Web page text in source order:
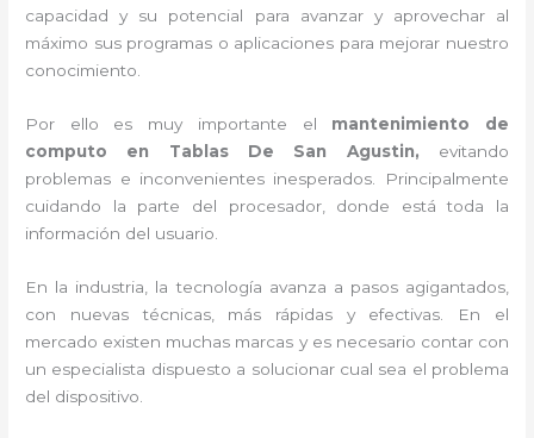
capacidad y su potencial para avanzar y aprovechar al
máximo sus programas o aplicaciones para mejorar nuestro
conocimiento.
Por ello es muy importante el mantenimiento de
computo en Tablas De San Agustin, evitando
problemas e inconvenientes inesperados. Principalmente
cuidando la parte del procesador, donde está toda la
información del usuario.
En la industria, la tecnología avanza a pasos agigantados,
con nuevas técnicas, más rápidas y efectivas . En el
mercado existen muchas marcas y es necesario contar con
un especialista dispuesto a solucionar cual sea el problema
del dispositivo.